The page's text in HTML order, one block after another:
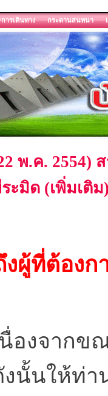
ารเดินทาง กระดานสนทนา
พ.ค. 2554)
ะมิด (เพิ่มเติม
งผู้ที่ต้องก
นื่องจากข
งนั้นให้ท่า